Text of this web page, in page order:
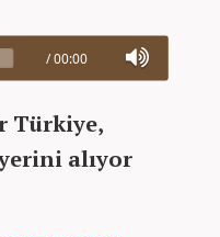
/ 00:00
Türkiye,
alıyor